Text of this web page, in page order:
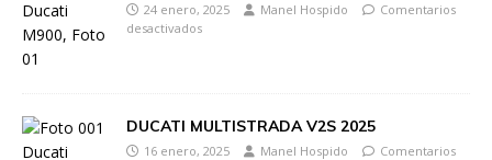
24 enero, 2025 Manel Hospido
Comentarios
desactivados
DUCATI MULTISTRADA V2S 2025
16 enero, 2025 Manel Hospido
Comentarios